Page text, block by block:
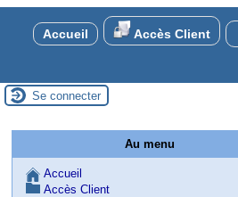
Accueil Accès Client
Se connecter
Au menu
Accueil
Accès Client